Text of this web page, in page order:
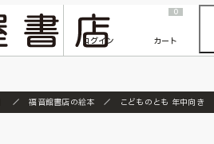
『ONE PIECE magazine 021 ONE PIECEカード付き同梱版』発売延期のご案内
ログイン
0
カート
福音館書店の絵本 こどものとも 年中向き